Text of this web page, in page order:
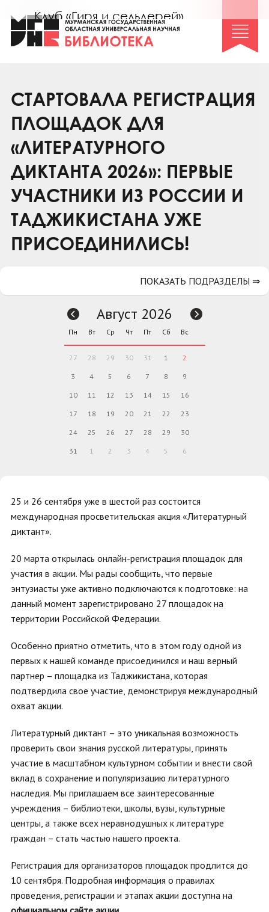
Клуб «Гиря и сельдерей»
Клуб «Семейный архив»
Коллегам
Контакты
СТАРТОВАЛА РЕГИСТРАЦИЯ
ПЛОЩАДОК ДЛЯ
«ЛИТЕРАТУРНОГО
ДИКТАНТА 2026»: ПЕРВЫЕ
УЧАСТНИКИ ИЗ РОССИИ И
ТАДЖИКИСТАНА УЖЕ
ПРИСОЕДИНИЛИСЬ!
25 и 26 сентября уже в шестой раз состоится
международная просветительская акция «Литературный
диктант».
20 марта открылась онлайн-регистрация площадок для
участия в акции. Мы рады сообщить, что первые
энтузиасты уже активно подключаются к подготовке: на
данный момент зарегистрировано 27 площадок на
территории Российской Федерации.
Особенно приятно отметить, что в этом году одной из
первых к нашей команде присоединился и наш верный
партнер – площадка из Таджикистана, которая
подтвердила свое участие, демонстрируя международный
охват акции.
Литературный диктант – это уникальная возможность
проверить свои знания русской литературы, принять
участие в масштабном культурном событии и внести свой
вклад в сохранение и популяризацию литературного
наследия. Мы приглашаем все заинтересованные
учреждения – библиотеки, школы, вузы, культурные
центры, а также всех неравнодушных к литературе
граждан – стать частью нашего проекта.
Регистрация для организаторов площадок продлится до
10 сентября. Подробная информация о правилах
проведения, регистрации и этапах акции доступна на
ПОКАЗАТЬ ПОДРАЗДЕЛЫ ⇒
Август 2026
Пн Вт Ср Чт Пт Сб Вс
27 28 29 30 31 1 2
3 4 5 6 7 8 9
10 11 12 13 14 15 16
17 18 19 20 21 22 23
24 25 26 27 28 29 30
31 1 2 3 4 5 6